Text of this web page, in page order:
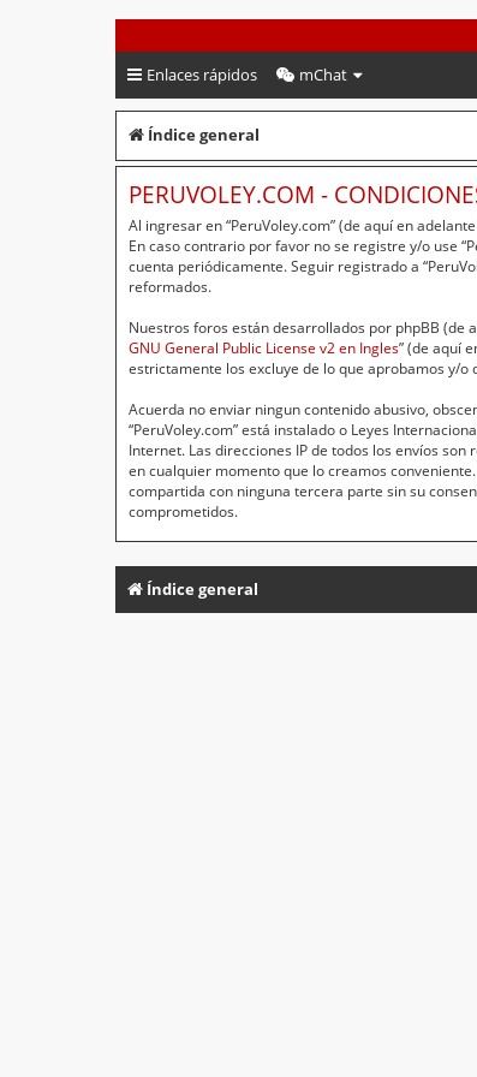
PeruVoley.com
Enlaces rápidos mChat
Índice general
PERUVOLEY.COM -
Al ingresar en “PeruVoley.com” (de aquí en
En caso contrario por favor no se registre y/o use
cuenta periódicamente. Seguir registrado a
reformados.
Nuestros foros están desarrollados por phpBB (de
GNU General Public License v2 en Ingles” (de aquí
estrictamente los excluye de lo que aprobamos y/
Acuerda no enviar ningun contenido abusivo,
“PeruVoley.com” está instalado o Leyes
Internet. Las direcciones IP de todos los envíos
en cualquier momento que lo creamos
compartida con ninguna tercera parte sin su
comprometidos.
Índice general